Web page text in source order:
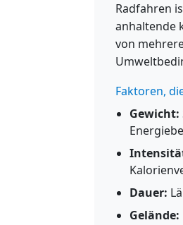
Radfahren
anhaltende
von
Faktoren,
Gewicht:
Dauer:
Gelände: